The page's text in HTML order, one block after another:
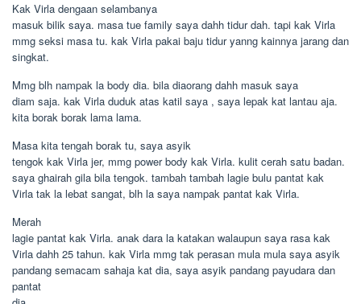
Kak Virla dengaan selambanya
masuk bilik saya. masa tue family saya dahh tidur dah. tapi kak Virla
mmg seksi masa tu. kak Virla pakai baju tidur yanng kainnya jarang dan
singkat.
Mmg blh nampak la body dia. bila diaorang dahh masuk saya
diam saja. kak Virla duduk atas katil saya , saya lepak kat lantau aja.
kita borak borak lama lama.
Masa kita tengah borak tu, saya asyik
tengok kak Virla jer, mmg power body kak Virla. kulit cerah satu badan.
saya ghairah gila bila tengok. tambah tambah lagie bulu pantat kak
Virla tak la lebat sangat, blh la saya nampak pantat kak Virla.
Merah
lagie pantat kak Virla. anak dara la katakan walaupun saya rasa kak
Virla dahh 25 tahun. kak Virla mmg tak perasan mula mula saya asyik
pandang semacam sahaja kat dia, saya asyik pandang payudara dan
pantat